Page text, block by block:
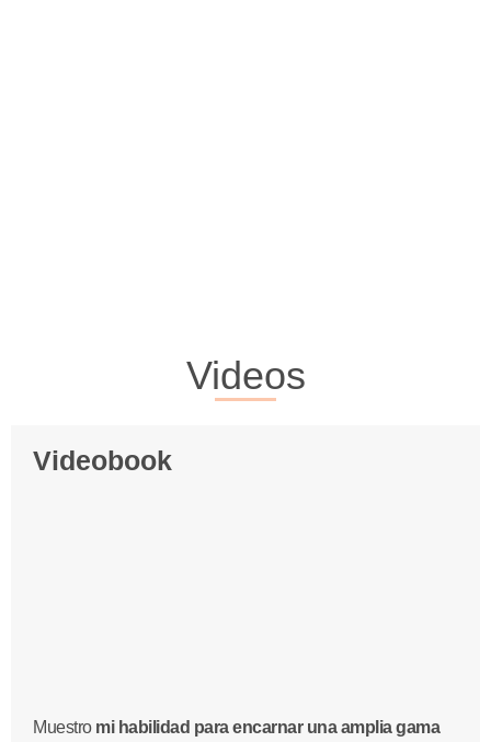
Videos
Videobook
Muestro mi habilidad para encarnar una amplia gama